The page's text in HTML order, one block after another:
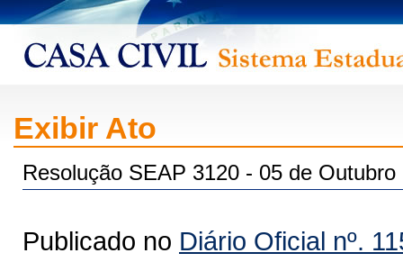
Exibir Ato
Resolução SEAP 3120 - 05 de Outubro
Publicado no Diário Oficial nº.